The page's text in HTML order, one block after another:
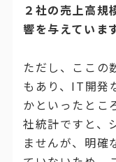
２社の売上高規
響を与えています
ただし、ここの
もあり、IT開発
かといったとこ
社統計ですと、
ませんが、明確